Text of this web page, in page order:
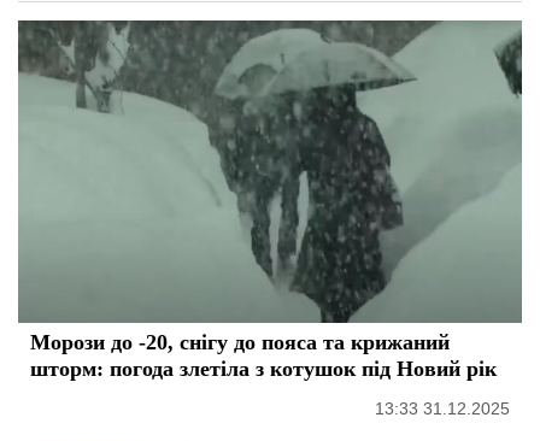
Морози до -20, снігу до пояса та крижаний
шторм: погода злетіла з котушок під Новий рік
13:33 31.12.2025